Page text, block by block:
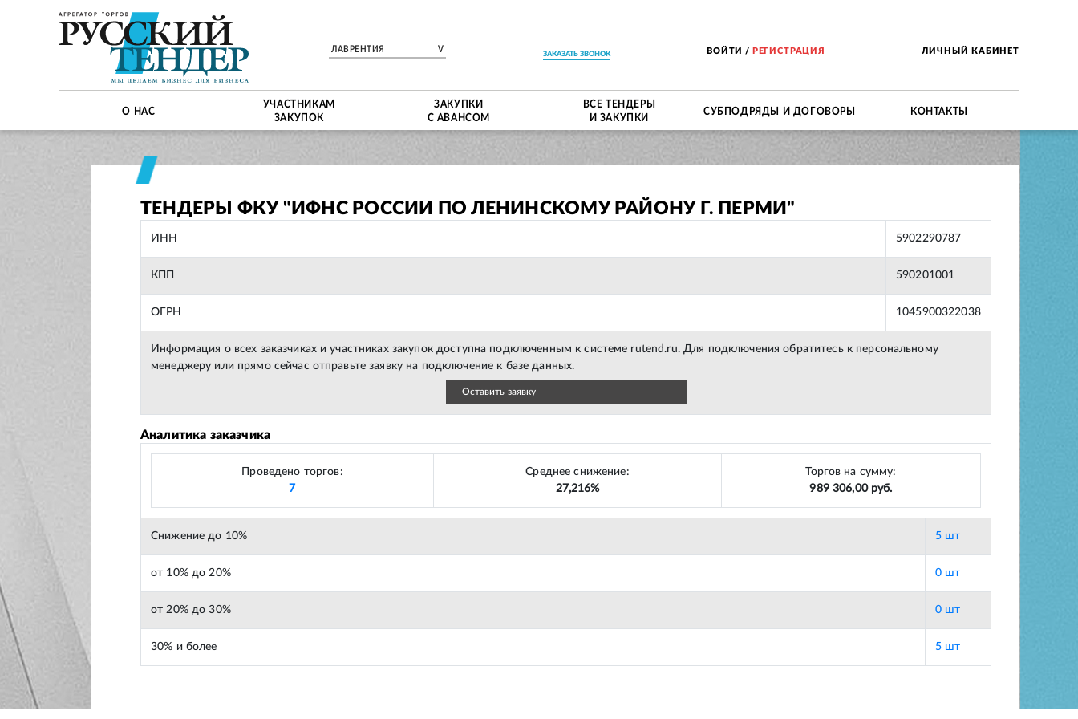
ЛАВРЕНТИЯ V ЗАКАЗАТЬ ЗВОНОК ВОЙТИ / РЕГИСТРАЦИЯ ЛИЧНЫЙ КАБИНЕТ
О НАС
УЧАСТНИКАМ
ЗАКУПОК
ЗАКУПКИ
С АВАНСОМ
ВСЕ ТЕНДЕРЫ
И ЗАКУПКИ
СУБПОДРЯДЫ И ДОГОВОРЫ КОНТАКТЫ
ТЕНДЕРЫ ФКУ "ИФНС РОССИИ ПО ЛЕНИНСКОМУ РАЙОНУ Г. ПЕРМИ"
ИНН 5902290787
КПП 590201001
ОГРН 1045900322038
Информация о всех заказчиках и участниках закупок доступна подключенным к системе rutend.ru. Для подключения обратитесь к персональному
менеджеру или прямо сейчас отправьте заявку на подключение к базе данных.
Оставить заявку
Аналитика заказчика
Проведено торгов:
7
Среднее снижение:
27,216%
Торгов на сумму:
989 306,00 руб.
Снижение до 10% 5 шт
от 10% до 20% 0 шт
от 20% до 30% 0 шт
30% и более 5 шт